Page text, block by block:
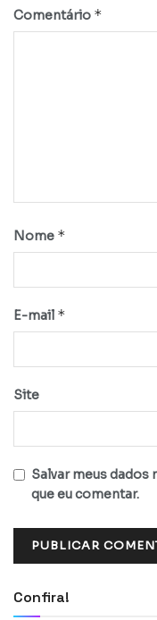
Comentário *
Nome *
E-mail *
Site
Salvar meus dados
que eu comentar.
Confira!